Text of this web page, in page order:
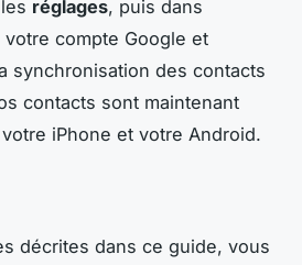
réglages, puis dans
compte Google et
synchronisation des contacts
contacts sont maintenant
iPhone et votre Android.
décrites dans ce guide, vous